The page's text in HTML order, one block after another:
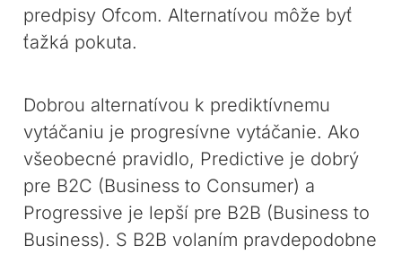
predpisy Ofcom. Alternatívou môže byť
ťažká pokuta.
Dobrou alternatívou k prediktívnemu
vytáčaniu je progresívne vytáčanie. Ako
všeobecné pravidlo, Predictive je dobrý
pre B2C (Business to Consumer) a
Progressive je lepší pre B2B (Business to
Business). S B2B volaním pravdepodobne